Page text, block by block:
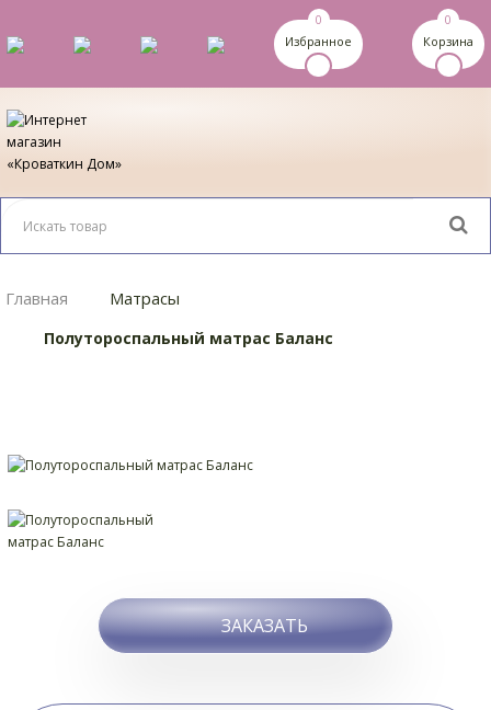
0
Избранное
0
Корзина
Главная Матрасы
Полутороспальный матрас Баланс
ЗАКАЗАТЬ